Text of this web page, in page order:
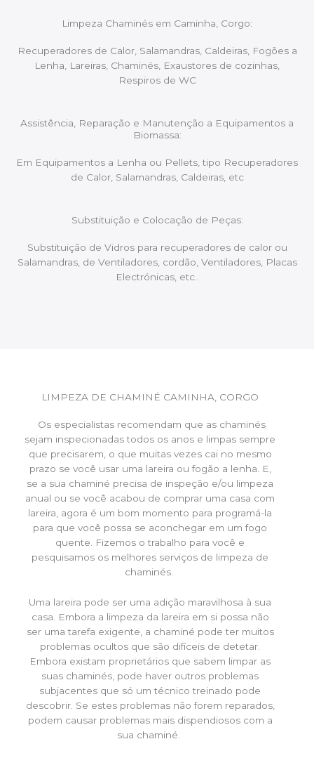
Limpeza Chaminés em Caminha, Corgo:
Recuperadores de Calor, Salamandras, Caldeiras, Fogões a
Lenha, Lareiras, Chaminés, Exaustores de cozinhas,
Respiros de WC
Assistência, Reparação e Manutenção a Equipamentos a
Biomassa:
Em Equipamentos a Lenha ou Pellets, tipo Recuperadores
de Calor, Salamandras, Caldeiras, etc
Substituição e Colocação de Peças:
Substituição de Vidros para recuperadores de calor ou
Salamandras, de Ventiladores, cordão, Ventiladores, Placas
Electrónicas, etc..
LIMPEZA DE CHAMINÉ CAMINHA, CORGO
Os especialistas recomendam que as chaminés
sejam inspecionadas todos os anos e limpas sempre
que precisarem, o que muitas vezes cai no mesmo
prazo se você usar uma lareira ou fogão a lenha. E,
se a sua chaminé precisa de inspeção e/ou limpeza
anual ou se você acabou de comprar uma casa com
lareira, agora é um bom momento para programá-la
para que você possa se aconchegar em um fogo
quente. Fizemos o trabalho para você e
pesquisamos os melhores serviços de limpeza de
chaminés.
Uma lareira pode ser uma adição maravilhosa à sua
casa. Embora a limpeza da lareira em si possa não
ser uma tarefa exigente, a chaminé pode ter muitos
problemas ocultos que são difíceis de detetar.
Embora existam proprietários que sabem limpar as
suas chaminés, pode haver outros problemas
subjacentes que só um técnico treinado pode
descobrir. Se estes problemas não forem reparados,
podem causar problemas mais dispendiosos com a
sua chaminé.